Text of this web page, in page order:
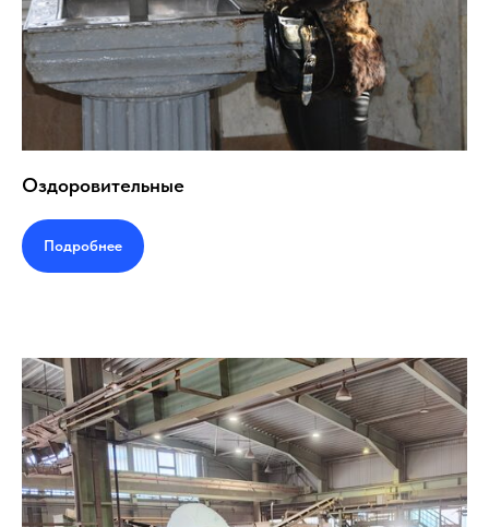
Оздоровительные
Подробнее